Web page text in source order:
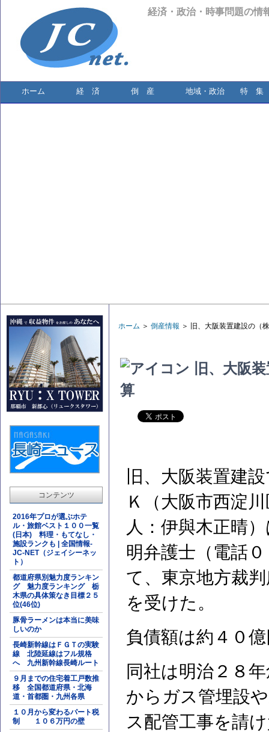
経済・政治・時事問題の情
ホーム 経 済 倒 産 地域・政治 特 集
コンテンツ
2016年プロが選ぶホテ
ル・旅館ベスト１００一覧
(日本) 料理・もてなし・
施設ランクも | 全国情報-
JC-NET（ジェイシーネッ
ト）
都道府県別魅力度ランキン
グ 魅力度ランキング 栃
木県の具体策なき目標２５
位(46位)
豚骨ラーメンは本当に美味
しいのか
長崎新幹線はＦＧＴの実験
線 北陸延線はフル規格
へ 九州新幹線長崎ルート
９月までの住宅着工戸数推
移 全国都道府県・北海
道・首都圏・九州各県
１０月から変わるパート税
制 １０６万円の壁
ホーム ＞ 倒産情報 ＞ 旧、大阪装置建設の（
旧、大阪
算
旧、大阪装置建
Ｋ（大阪市西淀
人：伊與木正晴
明弁護士（電話
て、東京地方裁
を受けた。
負債額は約４０
同社は明治２８
からガス管埋設
ス配管工事を請